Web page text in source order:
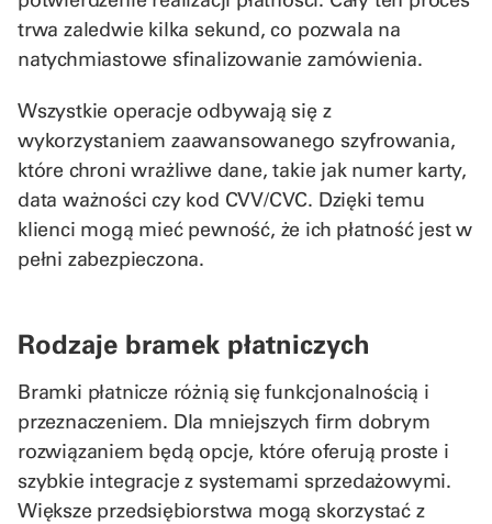
trwa zaledwie kilka sekund, co pozwala na
natychmiastowe sfinalizowanie zamówienia.
Wszystkie operacje odbywają się z
wykorzystaniem zaawansowanego szyfrowania,
które chroni wrażliwe dane, takie jak numer karty,
data ważności czy kod CVV/CVC. Dzięki temu
klienci mogą mieć pewność, że ich płatność jest w
pełni zabezpieczona.
Rodzaje bramek płatniczych
Bramki płatnicze różnią się funkcjonalnością i
przeznaczeniem. Dla mniejszych firm dobrym
rozwiązaniem będą opcje, które oferują proste i
szybkie integracje z systemami sprzedażowymi.
Większe przedsiębiorstwa mogą skorzystać z